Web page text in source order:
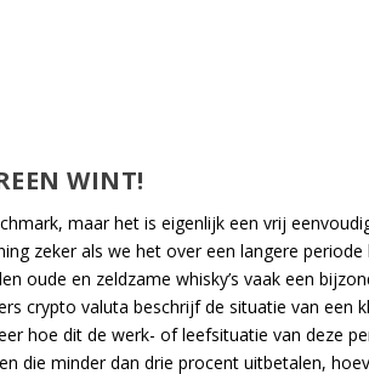
WINT!
maar het is eigenlijk een vrij
zeker als we het over een langere
oude en zeldzame whisky’s vaak een
crypto valuta beschrijf de situatie van een
hoe dit de werk- of leefsituatie van deze
die minder dan drie procent uitbetalen,